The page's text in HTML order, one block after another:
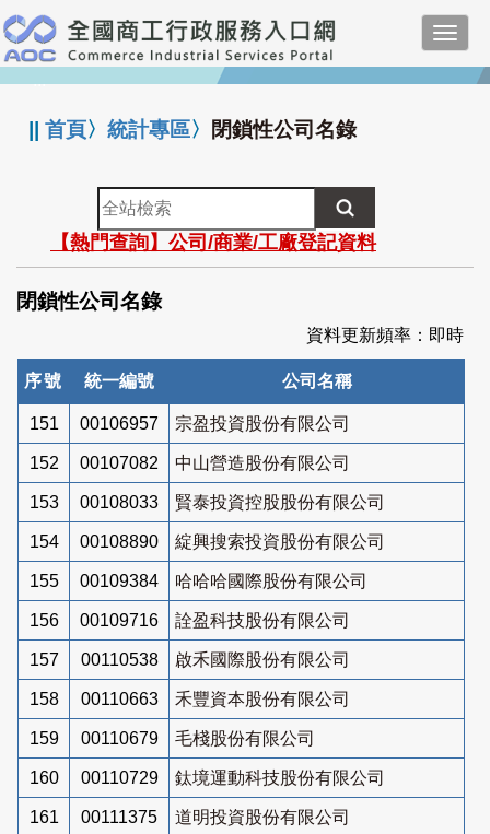
跳
到
主
要
:::
||首頁〉統計專區〉 閉鎖性公司名錄
全
站
檢
索
【熱門查詢】公司/商業/工廠登記資料
閉鎖性公司名錄
資料更新頻率：即時
序號 統一編號 公司名稱
151 00106957 宗盈投資股份有限公司
152 00107082 中山營造股份有限公司
153 00108033 賢泰投資控股股份有限公司
154 00108890 綻興搜索投資股份有限公司
155 00109384 哈哈哈國際股份有限公司
156 00109716 詮盈科技股份有限公司
157 00110538 啟禾國際股份有限公司
158 00110663 禾豐資本股份有限公司
159 00110679 毛棧股份有限公司
160 00110729 鈦境運動科技股份有限公司
161 00111375 道明投資股份有限公司